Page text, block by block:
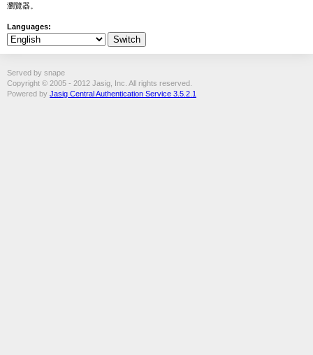
瀏覽器。
Languages:
Served by snape
Copyright © 2005 - 2012 Jasig, Inc. All rights reserved.
Powered by Jasig Central Authentication Service 3.5.2.1